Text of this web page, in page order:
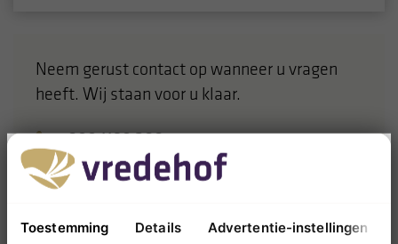
Toestemming Details Advertentie-instellingen
Neem gerust contact op wanneer u vragen
heeft. Wij staan voor u klaar.
088 1198 200
info@vredehof.nl